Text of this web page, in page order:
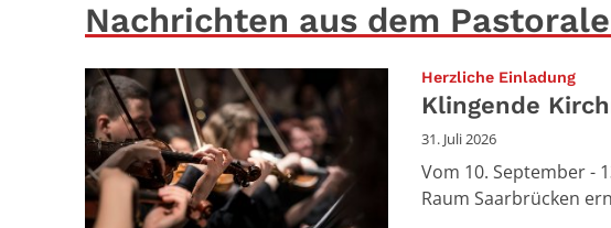
Nachrichten aus dem
Herzliche Einladung:
Klingende
31. Juli 2026
Vom 10. September -
Raum Saarbrücken